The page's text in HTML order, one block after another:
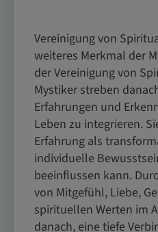
Vereinigung von
weiteres Merkmal der
der Vereinigung von
Mystiker streben
Erfahrungen und
Leben zu integrieren.
Erfahrung als
individuelle
beeinflussen kann.
von Mitgefühl, Liebe,
spirituellen Werten im
danach, eine tiefe